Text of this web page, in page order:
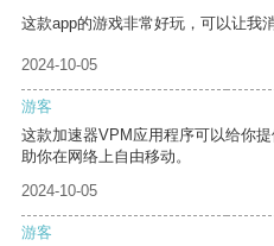
这款app的游戏非常好玩，可以让我
2024-10-05
游客
这款加速器VPM应用程序可以给你
助你在网络上自由移动。
2024-10-05
游客